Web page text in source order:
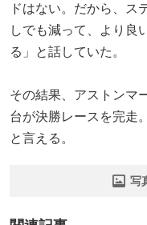
ドはない。だから、ス
しでも減って、より良
る」と話していた。
その結果、アストンマ
台が決勝レースを完走
と言える。
写